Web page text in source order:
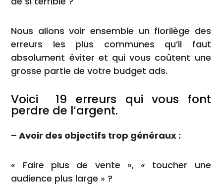
Nous allons voir ensemble un florilège des
erreurs les plus communes qu’il faut
absolument éviter et qui vous coûtent une
grosse partie de votre budget ads.
Voici 19 erreurs qui vous font
perdre de l’argent.
– Avoir des objectifs trop généraux :
« Faire plus de vente », « toucher une
audience plus large » ?